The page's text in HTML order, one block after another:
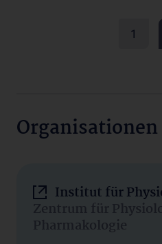
1
Organisationen
Institut für
Zentrum für
Pharmakologie